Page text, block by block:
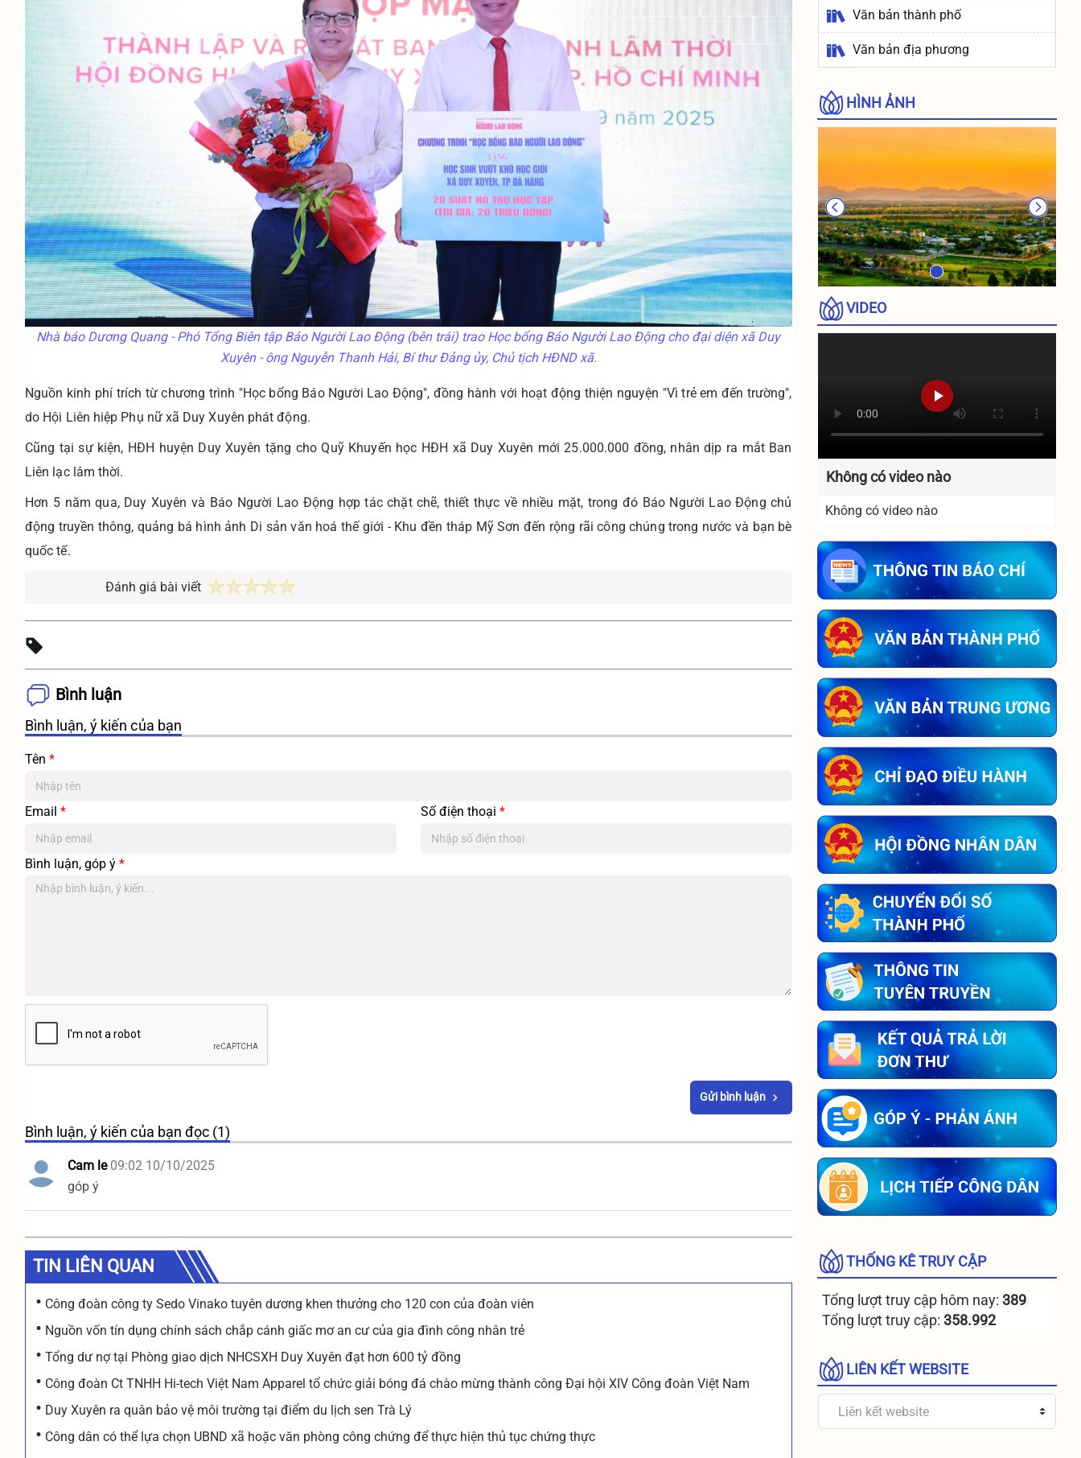
Nhà báo Dương Quang - Phó Tổng Biên tập Báo Người Lao Động (bên trái) trao Học bổng Báo Người Lao Động cho đại diện xã Duy
Xuyên - ông Nguyễn Thanh Hải, Bí thư Đảng ủy, Chủ tịch HĐND xã.
Nguồn kinh phí trích từ chương trình "Học bổng Báo Người Lao Động", đồng hành với hoạt động thiện nguyện "Vì trẻ em đến trường",
do Hội Liên hiệp Phụ nữ xã Duy Xuyên phát động.
Cũng tại sự kiện, HĐH huyện Duy Xuyên tặng cho Quỹ Khuyến học HĐH xã Duy Xuyên mới 25.000.000 đồng, nhân dịp ra mắt Ban
Liên lạc lâm thời.
Hơn 5 năm qua, Duy Xuyên và Báo Người Lao Động hợp tác chặt chẽ, thiết thực về nhiều mặt, trong đó Báo Người Lao Động chủ
động truyền thông, quảng bá hình ảnh Di sản văn hoá thế giới - Khu đền tháp Mỹ Sơn đến rộng rãi công chúng trong nước và bạn bè
quốc tế.
Đánh giá bài viết
Bình luận
Bình luận, ý kiến của bạn
Tên*
Email* Số điện thoại*
Bình luận, góp ý*
Gửi bình luận
Bình luận, ý kiến của bạn đọc (1)
Cam le 09:02 10/10/2025
góp ý
TIN LIÊN QUAN
• Công đoàn công ty Sedo Vinako tuyên dương khen thưởng cho 120 con của đoàn viên
• Nguồn vốn tín dụng chính sách chắp cánh giấc mơ an cư của gia đình công nhân trẻ
• Tổng dư nợ tại Phòng giao dịch NHCSXH Duy Xuyên đạt hơn 600 tỷ đồng
• Công đoàn Ct TNHH Hi-tech Việt Nam Apparel tổ chức giải bóng đá chào mừng thành công Đại hội XIV Công đoàn Việt Nam
• Duy Xuyên ra quân bảo vệ môi trường tại điểm du lịch sen Trà Lý
• Công dân có thể lựa chọn UBND xã hoặc văn phòng công chứng để thực hiện thủ tục chứng thực
Văn bản thành phố
Văn bản địa phương
HÌNH ẢNH
VIDEO
Không có video nào
Không có video nào
THỐNG KÊ TRUY CẬP
Tổng lượt truy cập hôm nay: 389
Tổng lượt truy cập: 358.992
LIÊN KẾT WEBSITE
Liên kết website